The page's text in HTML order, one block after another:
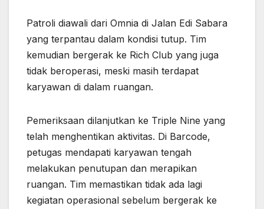
Patroli diawali dari Omnia di Jalan Edi Sabara
yang terpantau dalam kondisi tutup. Tim
kemudian bergerak ke Rich Club yang juga
tidak beroperasi, meski masih terdapat
karyawan di dalam ruangan.
Pemeriksaan dilanjutkan ke Triple Nine yang
telah menghentikan aktivitas. Di Barcode,
petugas mendapati karyawan tengah
melakukan penutupan dan merapikan
ruangan. Tim memastikan tidak ada lagi
kegiatan operasional sebelum bergerak ke